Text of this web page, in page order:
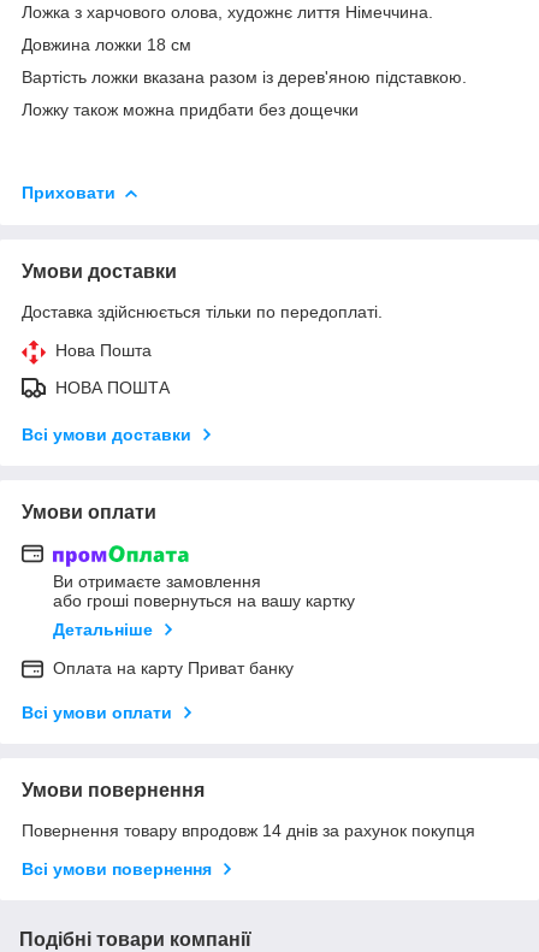
Ложка з харчового олова, художнє лиття Німеччина.
Довжина ложки 18 см
Вартість ложки вказана разом із дерев'яною підставкою.
Ложку також можна придбати без дощечки
Приховати
Умови доставки
Доставка здійснюється тільки по передоплаті.
Нова Пошта
НОВА ПОШТА
Всі умови доставки
Умови оплати
Ви отримаєте замовлення
або гроші повернуться на вашу картку
Детальніше
Оплата на карту Приват банку
Всі умови оплати
Умови повернення
Повернення товару впродовж 14 днів за рахунок покупця
Всі умови повернення
Подібні товари компанії